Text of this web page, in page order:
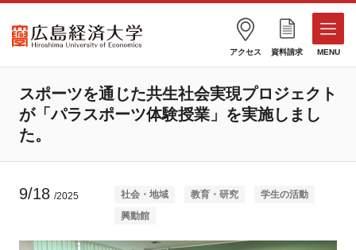
アクセス 資料請求 MENU
スポーツを通じた共生社会実現プロジェクト
が「パラスポーツ体験授業」を実施しまし
た。
9/18 /2025 社会・地域 教育・研究
学生の活動
興動館